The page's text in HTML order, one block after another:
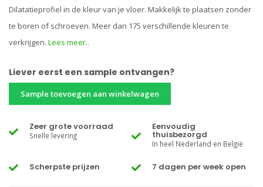
Dilatatieprofiel in de kleur van je vloer. Makkelijk te plaatsen zonder
te boren of schroeven. Meer dan 175 verschillende kleuren te
verkrijgen. Lees meer..
Liever eerst een sample ontvangen?
Sample toevoegen aan winkelwagen
Zeer grote voorraad
Snelle levering
Eenvoudig
thuisbezorgd
In heel Nederland en België
Scherpste prijzen 7 dagen per week open